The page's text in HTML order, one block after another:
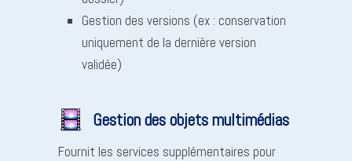
Gestion des versions (ex : conservation
uniquement de la dernière version
validée)
Gestion des objets multimédias
Fournit les services supplémentaires pour